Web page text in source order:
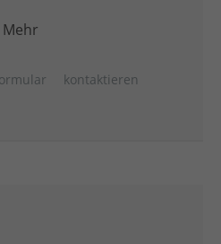
Mehr
kontaktieren